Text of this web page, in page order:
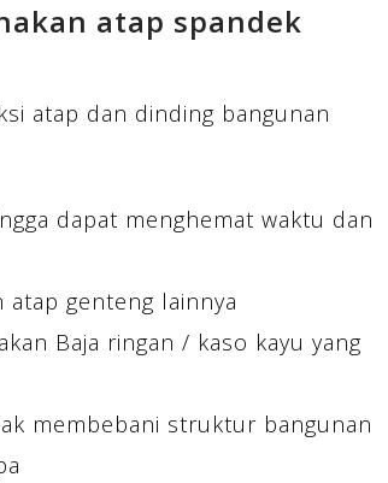
atap spandek
atap dan dinding bangunan
dapat menghemat waktu dan
atap genteng lainnya
Baja ringan / kaso kayu yang
membebani struktur bangunan